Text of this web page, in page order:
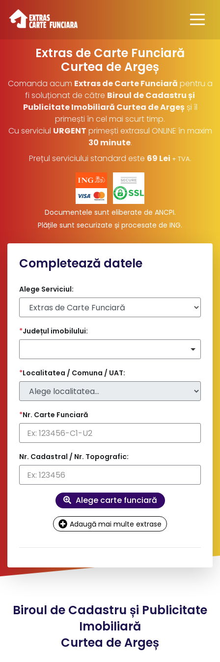
Extras de Carte Funciară
Curtea de Argeș
Comanda acum Extras de Carte Funciară pentru a
fi soluționat de către Biroul de Cadastru și
Publicitate Imobiliară Curtea de Argeșși îl
primești în cel mai scurt timp.
Cu serviciul URGENT primești extrasul ONLINE în maxim
30 minute.
Prețul serviciului standard este 69 Lei + TVA.
Documentele sunt eliberate de ANCPI.
Plățile sunt securizate și procesate de ING.
Completează datele
Alege Serviciul:
*Județul imobilului:
*Localitatea / Comuna / UAT:
*Nr. Carte Funciară
Nr. Cadastral / Nr. Topografic:
Alege carte funciară
Adaugă mai multe extrase
Datecontact și facturare
*Nume client:
Biroul de Cadastru și Publicitate
Imobiliară
Curtea de Argeș